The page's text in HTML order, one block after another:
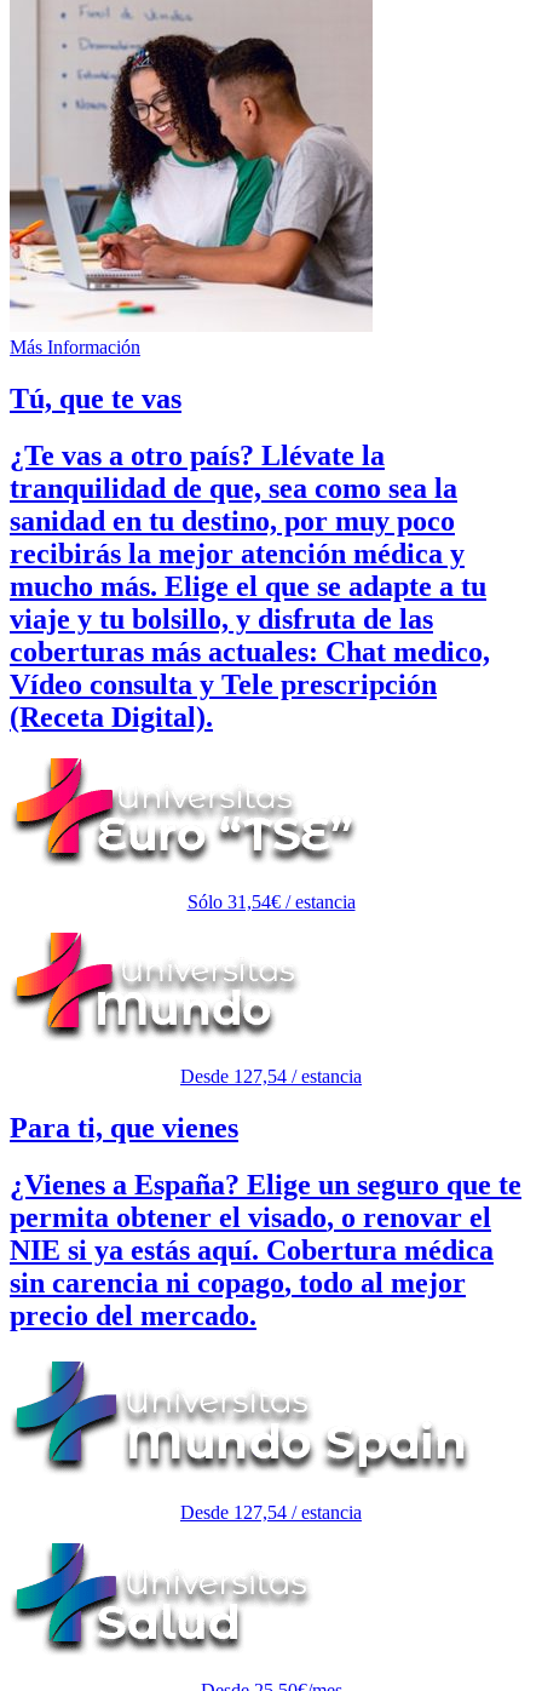
Más Información
Tú, que te vas
¿Te vas a otro país? Llévate la
tranquilidad de que, sea como sea la
sanidad en tu destino, por muy poco
recibirás la mejor atención médica y
mucho más. Elige el que se adapte a tu
viaje y tu bolsillo, y disfruta de las
coberturas más actuales: Chat medico,
Vídeo consulta y Tele prescripción
(Receta Digital).
Sólo 31,54€ / estancia
Desde 127,54 / estancia
Para ti, que vienes
¿Vienes a España? Elige un seguro que te
permita obtener el visado, o renovar el
NIE si ya estás aquí. Cobertura médica
sin carencia ni copago, todo al mejor
precio del mercado.
Desde 127,54 / estancia